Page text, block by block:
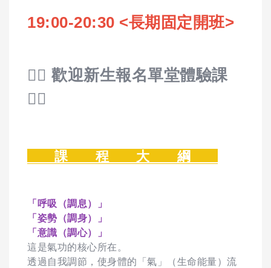
19:00-20:30 <長期固定開班>
🙋‍♀️ 歡迎新生報名單堂體驗課
🙋‍♀️
課 程 大 綱
「呼吸（調息）」
「姿勢（調身）」
「意識（調心）」
這是氣功的核心所在。
透過自我調節，使身體的「氣」（生命能量）流